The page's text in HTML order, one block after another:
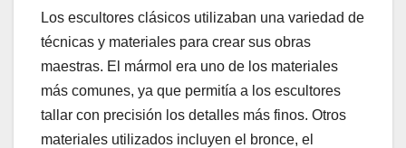
Los escultores clásicos utilizaban una variedad de
técnicas y materiales para crear sus obras
maestras. El mármol era uno de los materiales
más comunes, ya que permitía a los escultores
tallar con precisión los detalles más finos. Otros
materiales utilizados incluyen el bronce, el